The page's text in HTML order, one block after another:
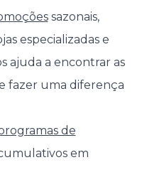
sazonais,
especializadas e
ajuda a encontrar as
fazer uma diferença
de
em